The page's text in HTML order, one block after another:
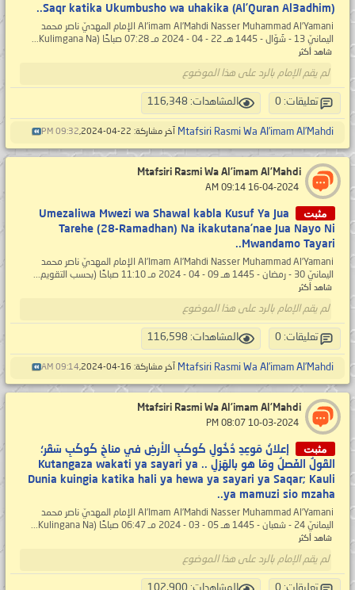
Saqr katika Ukumbusho wa uhakika (Al’Quran Al3adhim)..
Al’imam Al’Mahdi Nasser Muhammad Al’Yamani الإمام المهديّ ناصر محمد
اليمانيّ 13 - شَوّال - 1445 هـ 22 - 04 - 2024 مـ 07:28 صباحًا (Kulimgana Na...
شاهد أكثر
لم يقم الإمام بالرد على هذا الموضوع
تعليقات: 0 المشاهدات: 116,348
Mtafsiri Rasmi Wa Al’imam Al’Mahdi آخر مشاركة: 22-04-2024, 09:32 PM
Mtafsiri Rasmi Wa Al’imam Al’Mahdi
مثبت
Umezaliwa Mwezi wa Shawal kabla Kusuf Ya Jua
Tarehe (28-Ramadhan) Na ikakutana’nae Jua Nayo Ni
Mwandamo Tayari..
Al’Imam Al’Mahdi Nasser Muhammad Al’Yamani الإمام المهديّ ناصر محمد
اليمانيّ 30 - رمضان - 1445 هـ 09 - 04 - 2024 مـ 11:10 صباحًا (بحسب التقويم...
شاهد أكثر
لم يقم الإمام بالرد على هذا الموضوع
تعليقات: 0 المشاهدات: 116,598
Mtafsiri Rasmi Wa Al’imam Al’Mahdi آخر مشاركة: 16-04-2024, 09:14 AM
Mtafsiri Rasmi Wa Al’imam Al’Mahdi
مثبت
إعلانُ مَوعِدِ دُخُولِ كَوكَبِ الأرضِ في مناخِ كَوكَبِ سَقَر؛
القَولُ الفَصلُ ومَا هو بالهَزلِ .. Kutangaza wakati ya sayari ya
Dunia kuingia katika hali ya hewa ya sayari ya Saqar; Kauli
ya mamuzi sio mzaha..
Al’Imam Al’Mahdi Nasser Muhammad Al’Yamani الإمام المهديّ ناصر محمد
اليمانيّ 24 - شعبان - 1445 هـ 05 - 03 - 2024 مـ 06:47 صباحًا (Kulingana Na...
شاهد أكثر
لم يقم الإمام بالرد على هذا الموضوع
تعليقات: 0 المشاهدات: 102,900